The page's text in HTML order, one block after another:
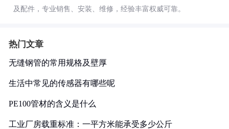
及配件，专业销售、安装、维修，经验丰富权威可靠。
热门文章
无缝钢管的常用规格及壁厚
生活中常见的传感器有哪些呢
PE100管材的含义是什么
工业厂房载重标准：一平方米能承受多少公斤